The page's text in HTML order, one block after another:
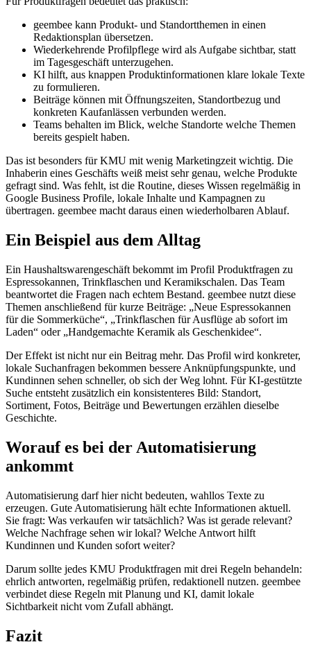
geembee kann Produkt- und Standortthemen in einen
Redaktionsplan übersetzen.
Wiederkehrende Profilpflege wird als Aufgabe sichtbar, statt
im Tagesgeschäft unterzugehen.
KI hilft, aus knappen Produktinformationen klare lokale Texte
zu formulieren.
Beiträge können mit Öffnungszeiten, Standortbezug und
konkreten Kaufanlässen verbunden werden.
Teams behalten im Blick, welche Standorte welche Themen
bereits gespielt haben.
Das ist besonders für KMU mit wenig Marketingzeit wichtig. Die
Inhaberin eines Geschäfts weiß meist sehr genau, welche Produkte
gefragt sind. Was fehlt, ist die Routine, dieses Wissen regelmäßig in
Google Business Profile, lokale Inhalte und Kampagnen zu
übertragen. geembee macht daraus einen wiederholbaren Ablauf.
Ein Beispiel aus dem Alltag
Ein Haushaltswarengeschäft bekommt im Profil Produktfragen zu
Espressokannen, Trinkflaschen und Keramikschalen. Das Team
beantwortet die Fragen nach echtem Bestand. geembee nutzt diese
Themen anschließend für kurze Beiträge: „Neue Espressokannen
für die Sommerküche“, „Trinkflaschen für Ausflüge ab sofort im
Laden“ oder „Handgemachte Keramik als Geschenkidee“.
Der Effekt ist nicht nur ein Beitrag mehr. Das Profil wird konkreter,
lokale Suchanfragen bekommen bessere Anknüpfungspunkte, und
Kundinnen sehen schneller, ob sich der Weg lohnt. Für KI-gestützte
Suche entsteht zusätzlich ein konsistenteres Bild: Standort,
Sortiment, Fotos, Beiträge und Bewertungen erzählen dieselbe
Geschichte.
Worauf es bei der Automatisierung
ankommt
Automatisierung darf hier nicht bedeuten, wahllos Texte zu
erzeugen. Gute Automatisierung hält echte Informationen aktuell.
Sie fragt: Was verkaufen wir tatsächlich? Was ist gerade relevant?
Welche Nachfrage sehen wir lokal? Welche Antwort hilft
Kundinnen und Kunden sofort weiter?
Darum sollte jedes KMU Produktfragen mit drei Regeln behandeln:
ehrlich antworten, regelmäßig prüfen, redaktionell nutzen. geembee
verbindet diese Regeln mit Planung und KI, damit lokale
Sichtbarkeit nicht vom Zufall abhängt.
Fazit